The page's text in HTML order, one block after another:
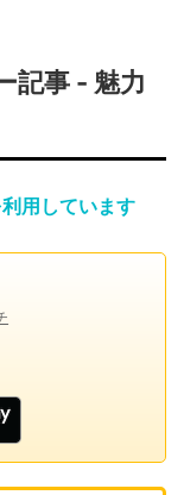
記事 - 魅力
用しています